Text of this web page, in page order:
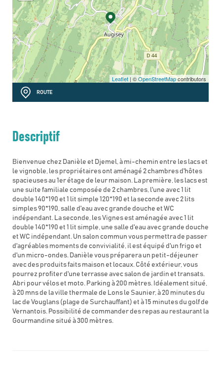
Leaflet | ©OpenStreetMapcontributors
ROUTE
Descriptif
Bienvenue chez Danièle et Djemel, à mi-chemin entre les lacs et
le vignoble, les propriétaires ont aménagé 2 chambres d'hôtes
spacieuses au 1er étage de leur maison. La première, les lacs est
une suite familiale composée de 2 chambres, l'une avec 1 lit
double 140*190 et 1 lit simple 120*190 et la seconde avec 2 lits
simples 90*190, salle d'eau avec grande douche et WC
indépendant. La seconde, les Vignes est aménagée avec 1 lit
double 140*190 et 1 lit simple, une salle d'eau avec grande douche
et WC indépendant. Un salon commun vous permettra de passer
d'agréables moments de convivialité, il est équipé d'un frigo et
d'un micro-ondes. Danièle vous préparera un petit-déjeuner
avec des produits faits maison et locaux. Côté extérieur, vous
pourrez profiter d'une terrasse avec salon de jardin et transats.
Abri pour vélos et moto. Parking à 200 mètres. Idéalement situé,
à 20 mns de la ville thermale de Lons le Saunier, à 20 minutes du
lac de Vouglans (plage de Surchauffant) et à 15 minutes du golf de
Vernantois. Possibilité de commander des repas au restaurant la
Gourmandine situé à 300 mètres.